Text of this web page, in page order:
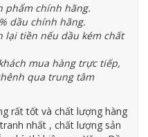
chính hãng.
chính hãng.
tiền nếu dầu kém chất
mua hàng trực tiếp,
qua trung tâm
rất tốt và chất lượng hàng
nhất , chất lượng sản